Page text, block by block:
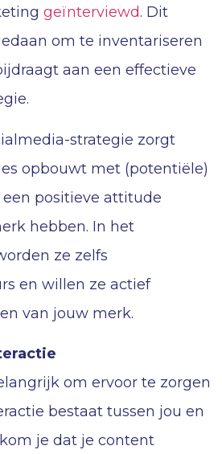
geïnterviewd. Dit
om te inventariseren
aan een effectieve
strategie zorgt
opbouwt met (potentiële)
positieve attitude
hebben. In het
ze zelfs
en willen ze actief
van jouw merk.
om ervoor te zorgen
bestaat tussen jou en
je dat je content